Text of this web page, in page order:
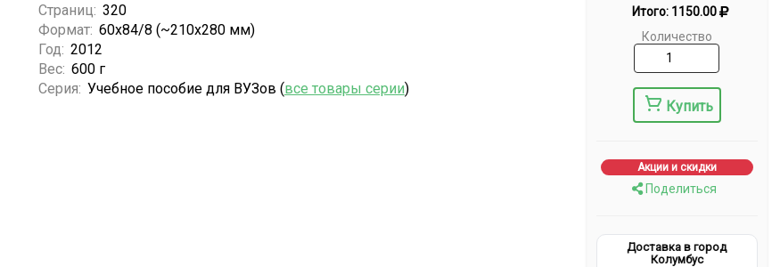
Итого: 1150.00
Количество
Купить
Акции и скидки
Поделиться
Доставка в город
Колумбус
Страниц: 320
Формат: 60x84/8 (~210x280 мм)
Год: 2012
Вес: 600 г
Серия: Учебное пособие для ВУЗов (все товары серии)